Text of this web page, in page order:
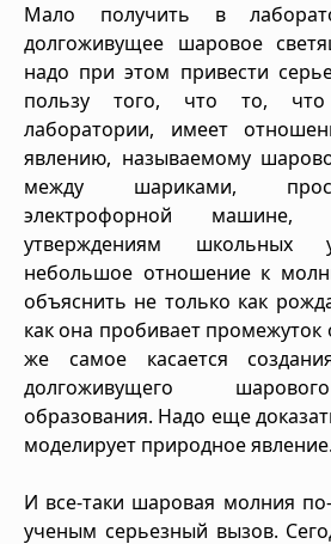
Мало получить в
долгоживущее шаровое
надо при этом привести
пользу того, что то,
лаборатории, имеет
явлению, называемому
между шариками,
электрофорной машине,
утверждениям школьных
небольшое отношение к
объяснить не только как
как она пробивает
же самое касается
долгоживущего
образования. Надо еще
моделирует природное явление.
И все-таки шаровая молния
ученым серьезный вызов.